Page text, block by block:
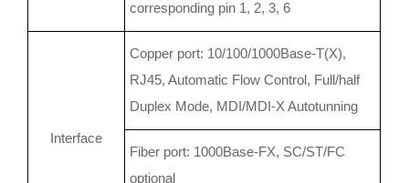
corresponding pin 1, 2, 3, 6
Interface
Copper port: 10/100/1000Base-T(X),
RJ45, Automatic Flow Control, Full/half
Duplex Mode, MDI/MDI-X Autotunning
Fiber port: 1000Base-FX, SC/ST/FC
optional